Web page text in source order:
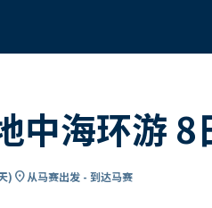
中海环游 8
) location_on从马赛出发 - 到达马赛